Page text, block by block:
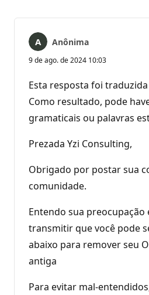
Anônima
9 de ago. de 2024 10:03
Esta resposta foi
Como resultado, pode
gramaticais ou palavras
Prezada Yzi Consulting,
Obrigado por postar sua
comunidade.
Entendo sua preocupação
transmitir que você pode
abaixo para remover seu
antiga
Para evitar mal-